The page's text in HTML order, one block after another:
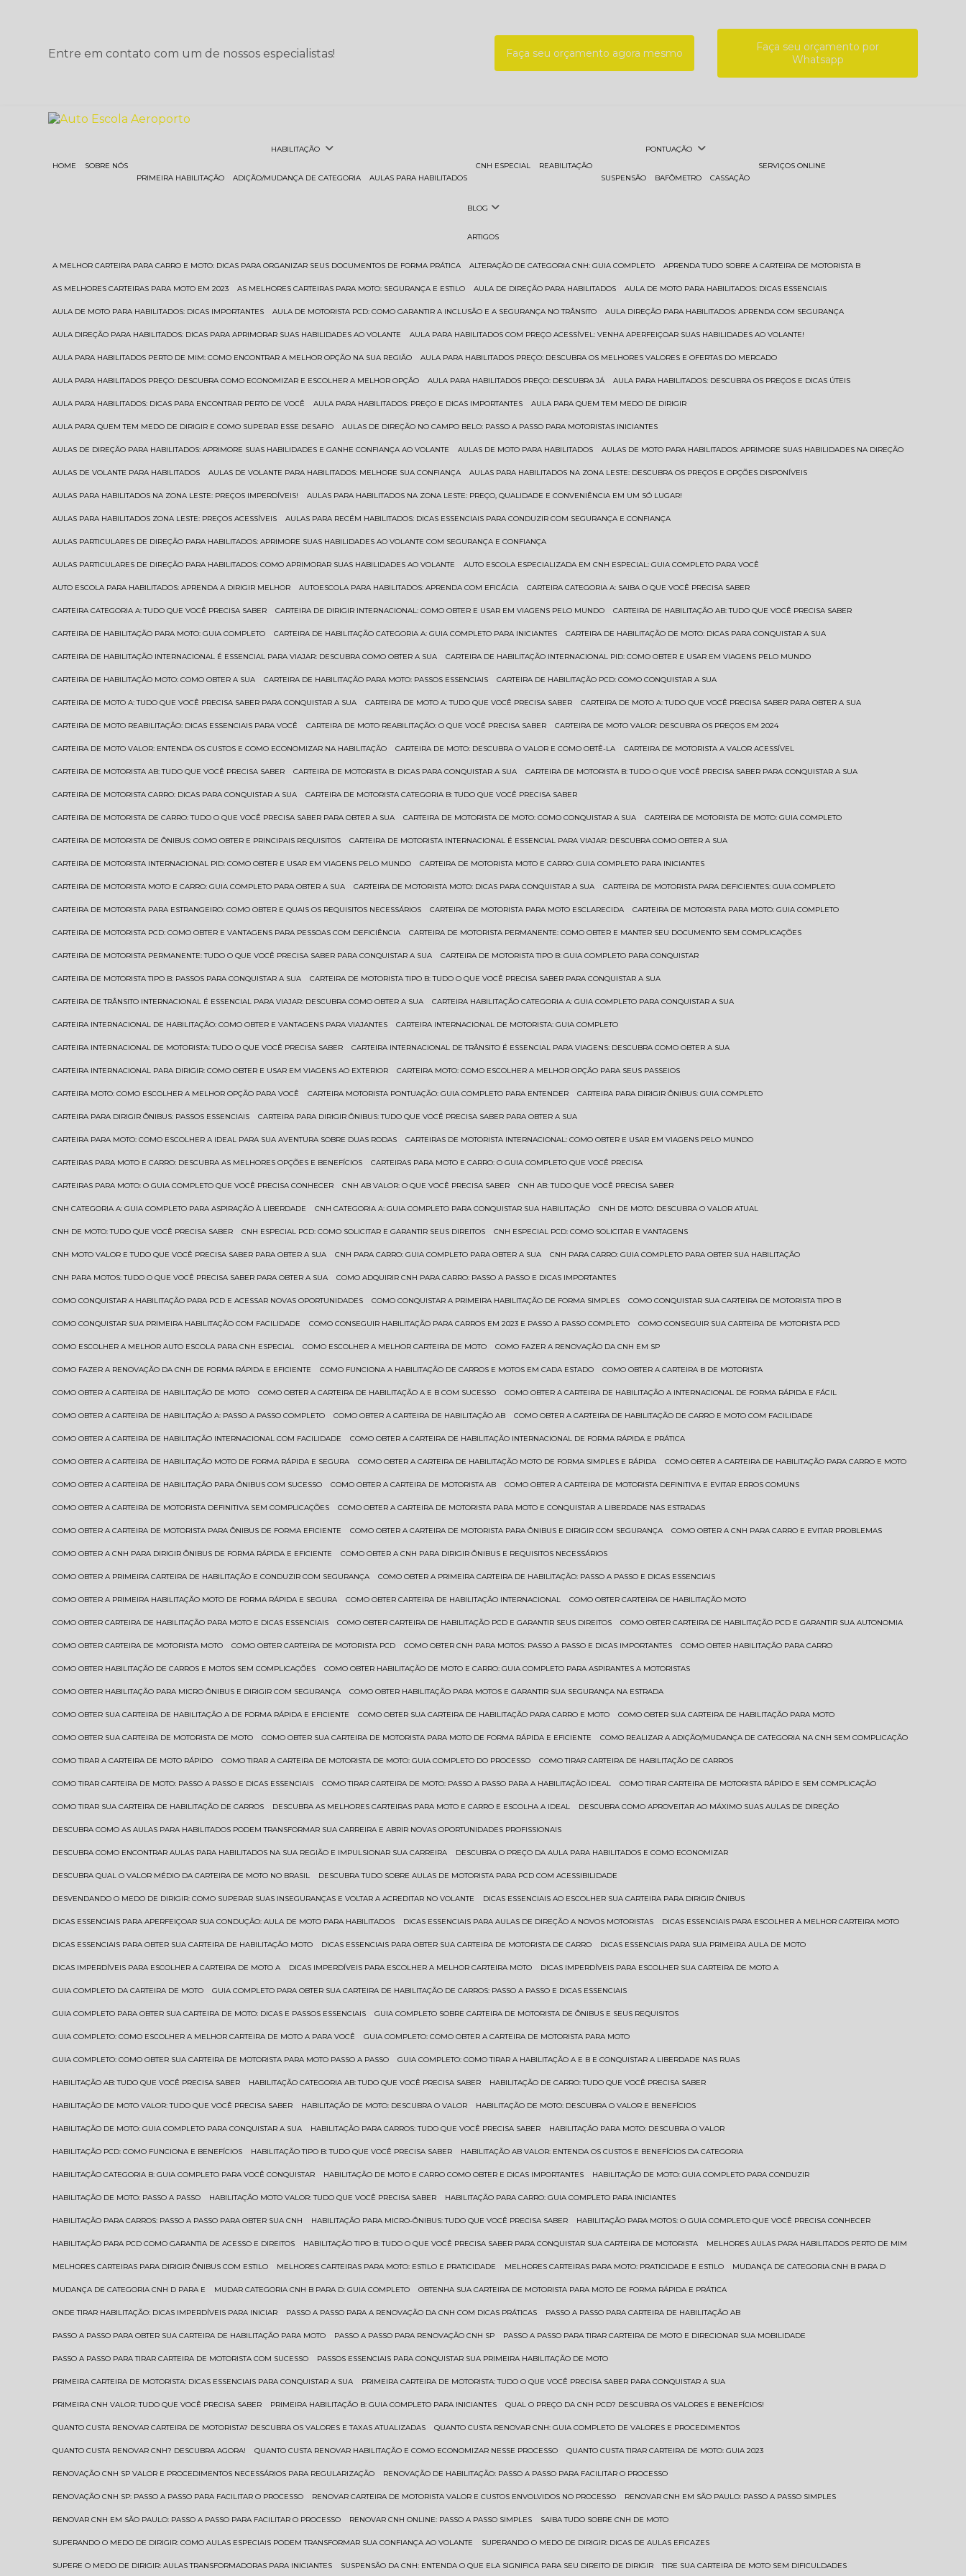
Entre em contato com um de nossos especialistas! Faça seu orçamento agora mesmo
Faça seu orçamento por
Whatsapp
HOME SOBRE NÓS
HABILITAÇÃO
PRIMEIRA HABILITAÇÃO ADIÇÃO/MUDANÇA DE CATEGORIA AULAS PARA HABILITADOS
CNH ESPECIAL REABILITAÇÃO
PONTUAÇÃO
SUSPENSÃO BAFÔMETRO CASSAÇÃO
SERVIÇOS ONLINE
BLOG
ARTIGOS
A MELHOR CARTEIRA PARA CARRO E MOTO: DICAS PARA ORGANIZAR SEUS DOCUMENTOS DE FORMA PRÁTICA ALTERAÇÃO DE CATEGORIA CNH: GUIA COMPLETO APRENDA TUDO SOBRE A CARTEIRA DE MOTORISTA B
AS MELHORES CARTEIRAS PARA MOTO EM 2023 AS MELHORES CARTEIRAS PARA MOTO: SEGURANÇA E ESTILO AULA DE DIREÇÃO PARA HABILITADOS AULA DE MOTO PARA HABILITADOS: DICAS ESSENCIAIS
AULA DE MOTO PARA HABILITADOS: DICAS IMPORTANTES AULA DE MOTORISTA PCD: COMO GARANTIR A INCLUSÃO E A SEGURANÇA NO TRÂNSITO AULA DIREÇÃO PARA HABILITADOS: APRENDA COM SEGURANÇA
AULA DIREÇÃO PARA HABILITADOS: DICAS PARA APRIMORAR SUAS HABILIDADES AO VOLANTE AULA PARA HABILITADOS COM PREÇO ACESSÍVEL: VENHA APERFEIÇOAR SUAS HABILIDADES AO VOLANTE!
AULA PARA HABILITADOS PERTO DE MIM: COMO ENCONTRAR A MELHOR OPÇÃO NA SUA REGIÃO AULA PARA HABILITADOS PREÇO: DESCUBRA OS MELHORES VALORES E OFERTAS DO MERCADO
AULA PARA HABILITADOS PREÇO: DESCUBRA COMO ECONOMIZAR E ESCOLHER A MELHOR OPÇÃO AULA PARA HABILITADOS PREÇO: DESCUBRA JÁ AULA PARA HABILITADOS: DESCUBRA OS PREÇOS E DICAS ÚTEIS
AULA PARA HABILITADOS: DICAS PARA ENCONTRAR PERTO DE VOCÊ AULA PARA HABILITADOS: PREÇO E DICAS IMPORTANTES AULA PARA QUEM TEM MEDO DE DIRIGIR
AULA PARA QUEM TEM MEDO DE DIRIGIR E COMO SUPERAR ESSE DESAFIO AULAS DE DIREÇÃO NO CAMPO BELO: PASSO A PASSO PARA MOTORISTAS INICIANTES
AULAS DE DIREÇÃO PARA HABILITADOS: APRIMORE SUAS HABILIDADES E GANHE CONFIANÇA AO VOLANTE AULAS DE MOTO PARA HABILITADOS AULAS DE MOTO PARA HABILITADOS: APRIMORE SUAS HABILIDADES NA DIREÇÃO
AULAS DE VOLANTE PARA HABILITADOS AULAS DE VOLANTE PARA HABILITADOS: MELHORE SUA CONFIANÇA AULAS PARA HABILITADOS NA ZONA LESTE: DESCUBRA OS PREÇOS E OPÇÕES DISPONÍVEIS
AULAS PARA HABILITADOS NA ZONA LESTE: PREÇOS IMPERDÍVEIS! AULAS PARA HABILITADOS NA ZONA LESTE: PREÇO, QUALIDADE E CONVENIÊNCIA EM UM SÓ LUGAR!
AULAS PARA HABILITADOS ZONA LESTE: PREÇOS ACESSÍVEIS AULAS PARA RECÉM HABILITADOS: DICAS ESSENCIAIS PARA CONDUZIR COM SEGURANÇA E CONFIANÇA
AULAS PARTICULARES DE DIREÇÃO PARA HABILITADOS: APRIMORE SUAS HABILIDADES AO VOLANTE COM SEGURANÇA E CONFIANÇA
AULAS PARTICULARES DE DIREÇÃO PARA HABILITADOS: COMO APRIMORAR SUAS HABILIDADES AO VOLANTE AUTO ESCOLA ESPECIALIZADA EM CNH ESPECIAL: GUIA COMPLETO PARA VOCÊ
AUTO ESCOLA PARA HABILITADOS: APRENDA A DIRIGIR MELHOR AUTOESCOLA PARA HABILITADOS: APRENDA COM EFICÁCIA CARTEIRA CATEGORIA A: SAIBA O QUE VOCÊ PRECISA SABER
CARTEIRA CATEGORIA A: TUDO QUE VOCÊ PRECISA SABER CARTEIRA DE DIRIGIR INTERNACIONAL: COMO OBTER E USAR EM VIAGENS PELO MUNDO CARTEIRA DE HABILITAÇÃO AB: TUDO QUE VOCÊ PRECISA SABER
CARTEIRA DE HABILITAÇÃO PARA MOTO: GUIA COMPLETO CARTEIRA DE HABILITAÇÃO CATEGORIA A: GUIA COMPLETO PARA INICIANTES CARTEIRA DE HABILITAÇÃO DE MOTO: DICAS PARA CONQUISTAR A SUA
CARTEIRA DE HABILITAÇÃO INTERNACIONAL É ESSENCIAL PARA VIAJAR: DESCUBRA COMO OBTER A SUA CARTEIRA DE HABILITAÇÃO INTERNACIONAL PID: COMO OBTER E USAR EM VIAGENS PELO MUNDO
CARTEIRA DE HABILITAÇÃO MOTO: COMO OBTER A SUA CARTEIRA DE HABILITAÇÃO PARA MOTO: PASSOS ESSENCIAIS CARTEIRA DE HABILITAÇÃO PCD: COMO CONQUISTAR A SUA
CARTEIRA DE MOTO A: TUDO QUE VOCÊ PRECISA SABER PARA CONQUISTAR A SUA CARTEIRA DE MOTO A: TUDO QUE VOCÊ PRECISA SABER CARTEIRA DE MOTO A: TUDO QUE VOCÊ PRECISA SABER PARA OBTER A SUA
CARTEIRA DE MOTO REABILITAÇÃO: DICAS ESSENCIAIS PARA VOCÊ CARTEIRA DE MOTO REABILITAÇÃO: O QUE VOCÊ PRECISA SABER CARTEIRA DE MOTO VALOR: DESCUBRA OS PREÇOS EM 2024
CARTEIRA DE MOTO VALOR: ENTENDA OS CUSTOS E COMO ECONOMIZAR NA HABILITAÇÃO CARTEIRA DE MOTO: DESCUBRA O VALOR E COMO OBTÊ-LA CARTEIRA DE MOTORISTA A VALOR ACESSÍVEL
CARTEIRA DE MOTORISTA AB: TUDO QUE VOCÊ PRECISA SABER CARTEIRA DE MOTORISTA B: DICAS PARA CONQUISTAR A SUA CARTEIRA DE MOTORISTA B: TUDO O QUE VOCÊ PRECISA SABER PARA CONQUISTAR A SUA
CARTEIRA DE MOTORISTA CARRO: DICAS PARA CONQUISTAR A SUA CARTEIRA DE MOTORISTA CATEGORIA B: TUDO QUE VOCÊ PRECISA SABER
CARTEIRA DE MOTORISTA DE CARRO: TUDO O QUE VOCÊ PRECISA SABER PARA OBTER A SUA CARTEIRA DE MOTORISTA DE MOTO: COMO CONQUISTAR A SUA CARTEIRA DE MOTORISTA DE MOTO: GUIA COMPLETO
CARTEIRA DE MOTORISTA DE ÔNIBUS: COMO OBTER E PRINCIPAIS REQUISITOS CARTEIRA DE MOTORISTA INTERNACIONAL É ESSENCIAL PARA VIAJAR: DESCUBRA COMO OBTER A SUA
CARTEIRA DE MOTORISTA INTERNACIONAL PID: COMO OBTER E USAR EM VIAGENS PELO MUNDO CARTEIRA DE MOTORISTA MOTO E CARRO: GUIA COMPLETO PARA INICIANTES
CARTEIRA DE MOTORISTA MOTO E CARRO: GUIA COMPLETO PARA OBTER A SUA CARTEIRA DE MOTORISTA MOTO: DICAS PARA CONQUISTAR A SUA CARTEIRA DE MOTORISTA PARA DEFICIENTES: GUIA COMPLETO
CARTEIRA DE MOTORISTA PARA ESTRANGEIRO: COMO OBTER E QUAIS OS REQUISITOS NECESSÁRIOS CARTEIRA DE MOTORISTA PARA MOTO ESCLARECIDA CARTEIRA DE MOTORISTA PARA MOTO: GUIA COMPLETO
CARTEIRA DE MOTORISTA PCD: COMO OBTER E VANTAGENS PARA PESSOAS COM DEFICIÊNCIA CARTEIRA DE MOTORISTA PERMANENTE: COMO OBTER E MANTER SEU DOCUMENTO SEM COMPLICAÇÕES
CARTEIRA DE MOTORISTA PERMANENTE: TUDO O QUE VOCÊ PRECISA SABER PARA CONQUISTAR A SUA CARTEIRA DE MOTORISTA TIPO B: GUIA COMPLETO PARA CONQUISTAR
CARTEIRA DE MOTORISTA TIPO B: PASSOS PARA CONQUISTAR A SUA CARTEIRA DE MOTORISTA TIPO B: TUDO O QUE VOCÊ PRECISA SABER PARA CONQUISTAR A SUA
CARTEIRA DE TRÂNSITO INTERNACIONAL É ESSENCIAL PARA VIAJAR: DESCUBRA COMO OBTER A SUA CARTEIRA HABILITAÇÃO CATEGORIA A: GUIA COMPLETO PARA CONQUISTAR A SUA
CARTEIRA INTERNACIONAL DE HABILITAÇÃO: COMO OBTER E VANTAGENS PARA VIAJANTES CARTEIRA INTERNACIONAL DE MOTORISTA: GUIA COMPLETO
CARTEIRA INTERNACIONAL DE MOTORISTA: TUDO O QUE VOCÊ PRECISA SABER CARTEIRA INTERNACIONAL DE TRÂNSITO É ESSENCIAL PARA VIAGENS: DESCUBRA COMO OBTER A SUA
CARTEIRA INTERNACIONAL PARA DIRIGIR: COMO OBTER E USAR EM VIAGENS AO EXTERIOR CARTEIRA MOTO: COMO ESCOLHER A MELHOR OPÇÃO PARA SEUS PASSEIOS
CARTEIRA MOTO: COMO ESCOLHER A MELHOR OPÇÃO PARA VOCÊ CARTEIRA MOTORISTA PONTUAÇÃO: GUIA COMPLETO PARA ENTENDER CARTEIRA PARA DIRIGIR ÔNIBUS: GUIA COMPLETO
CARTEIRA PARA DIRIGIR ÔNIBUS: PASSOS ESSENCIAIS CARTEIRA PARA DIRIGIR ÔNIBUS: TUDO QUE VOCÊ PRECISA SABER PARA OBTER A SUA
CARTEIRA PARA MOTO: COMO ESCOLHER A IDEAL PARA SUA AVENTURA SOBRE DUAS RODAS CARTEIRAS DE MOTORISTA INTERNACIONAL: COMO OBTER E USAR EM VIAGENS PELO MUNDO
CARTEIRAS PARA MOTO E CARRO: DESCUBRA AS MELHORES OPÇÕES E BENEFÍCIOS CARTEIRAS PARA MOTO E CARRO: O GUIA COMPLETO QUE VOCÊ PRECISA
CARTEIRAS PARA MOTO: O GUIA COMPLETO QUE VOCÊ PRECISA CONHECER CNH AB VALOR: O QUE VOCÊ PRECISA SABER CNH AB: TUDO QUE VOCÊ PRECISA SABER
CNH CATEGORIA A: GUIA COMPLETO PARA ASPIRAÇÃO À LIBERDADE CNH CATEGORIA A: GUIA COMPLETO PARA CONQUISTAR SUA HABILITAÇÃO CNH DE MOTO: DESCUBRA O VALOR ATUAL
CNH DE MOTO: TUDO QUE VOCÊ PRECISA SABER CNH ESPECIAL PCD: COMO SOLICITAR E GARANTIR SEUS DIREITOS CNH ESPECIAL PCD: COMO SOLICITAR E VANTAGENS
CNH MOTO VALOR E TUDO QUE VOCÊ PRECISA SABER PARA OBTER A SUA CNH PARA CARRO: GUIA COMPLETO PARA OBTER A SUA CNH PARA CARRO: GUIA COMPLETO PARA OBTER SUA HABILITAÇÃO
CNH PARA MOTOS: TUDO O QUE VOCÊ PRECISA SABER PARA OBTER A SUA COMO ADQUIRIR CNH PARA CARRO: PASSO A PASSO E DICAS IMPORTANTES
COMO CONQUISTAR A HABILITAÇÃO PARA PCD E ACESSAR NOVAS OPORTUNIDADES COMO CONQUISTAR A PRIMEIRA HABILITAÇÃO DE FORMA SIMPLES COMO CONQUISTAR SUA CARTEIRA DE MOTORISTA TIPO B
COMO CONQUISTAR SUA PRIMEIRA HABILITAÇÃO COM FACILIDADE COMO CONSEGUIR HABILITAÇÃO PARA CARROS EM 2023 E PASSO A PASSO COMPLETO COMO CONSEGUIR SUA CARTEIRA DE MOTORISTA PCD
COMO ESCOLHER A MELHOR AUTO ESCOLA PARA CNH ESPECIAL COMO ESCOLHER A MELHOR CARTEIRA DE MOTO COMO FAZER A RENOVAÇÃO DA CNH EM SP
COMO FAZER A RENOVAÇÃO DA CNH DE FORMA RÁPIDA E EFICIENTE COMO FUNCIONA A HABILITAÇÃO DE CARROS E MOTOS EM CADA ESTADO COMO OBTER A CARTEIRA B DE MOTORISTA
COMO OBTER A CARTEIRA DE HABILITAÇÃO DE MOTO COMO OBTER A CARTEIRA DE HABILITAÇÃO A E B COM SUCESSO COMO OBTER A CARTEIRA DE HABILITAÇÃO A INTERNACIONAL DE FORMA RÁPIDA E FÁCIL
COMO OBTER A CARTEIRA DE HABILITAÇÃO A: PASSO A PASSO COMPLETO COMO OBTER A CARTEIRA DE HABILITAÇÃO AB COMO OBTER A CARTEIRA DE HABILITAÇÃO DE CARRO E MOTO COM FACILIDADE
COMO OBTER A CARTEIRA DE HABILITAÇÃO INTERNACIONAL COM FACILIDADE COMO OBTER A CARTEIRA DE HABILITAÇÃO INTERNACIONAL DE FORMA RÁPIDA E PRÁTICA
COMO OBTER A CARTEIRA DE HABILITAÇÃO MOTO DE FORMA RÁPIDA E SEGURA COMO OBTER A CARTEIRA DE HABILITAÇÃO MOTO DE FORMA SIMPLES E RÁPIDA COMO OBTER A CARTEIRA DE HABILITAÇÃO PARA CARRO E MOTO
COMO OBTER A CARTEIRA DE HABILITAÇÃO PARA ÔNIBUS COM SUCESSO COMO OBTER A CARTEIRA DE MOTORISTA AB COMO OBTER A CARTEIRA DE MOTORISTA DEFINITIVA E EVITAR ERROS COMUNS
COMO OBTER A CARTEIRA DE MOTORISTA DEFINITIVA SEM COMPLICAÇÕES COMO OBTER A CARTEIRA DE MOTORISTA PARA MOTO E CONQUISTAR A LIBERDADE NAS ESTRADAS
COMO OBTER A CARTEIRA DE MOTORISTA PARA ÔNIBUS DE FORMA EFICIENTE COMO OBTER A CARTEIRA DE MOTORISTA PARA ÔNIBUS E DIRIGIR COM SEGURANÇA COMO OBTER A CNH PARA CARRO E EVITAR PROBLEMAS
COMO OBTER A CNH PARA DIRIGIR ÔNIBUS DE FORMA RÁPIDA E EFICIENTE COMO OBTER A CNH PARA DIRIGIR ÔNIBUS E REQUISITOS NECESSÁRIOS
COMO OBTER A PRIMEIRA CARTEIRA DE HABILITAÇÃO E CONDUZIR COM SEGURANÇA COMO OBTER A PRIMEIRA CARTEIRA DE HABILITAÇÃO: PASSO A PASSO E DICAS ESSENCIAIS
COMO OBTER A PRIMEIRA HABILITAÇÃO MOTO DE FORMA RÁPIDA E SEGURA COMO OBTER CARTEIRA DE HABILITAÇÃO INTERNACIONAL COMO OBTER CARTEIRA DE HABILITAÇÃO MOTO
COMO OBTER CARTEIRA DE HABILITAÇÃO PARA MOTO E DICAS ESSENCIAIS COMO OBTER CARTEIRA DE HABILITAÇÃO PCD E GARANTIR SEUS DIREITOS COMO OBTER CARTEIRA DE HABILITAÇÃO PCD E GARANTIR SUA AUTONOMIA
COMO OBTER CARTEIRA DE MOTORISTA MOTO COMO OBTER CARTEIRA DE MOTORISTA PCD COMO OBTER CNH PARA MOTOS: PASSO A PASSO E DICAS IMPORTANTES COMO OBTER HABILITAÇÃO PARA CARRO
COMO OBTER HABILITAÇÃO DE CARROS E MOTOS SEM COMPLICAÇÕES COMO OBTER HABILITAÇÃO DE MOTO E CARRO: GUIA COMPLETO PARA ASPIRANTES A MOTORISTAS
COMO OBTER HABILITAÇÃO PARA MICRO ÔNIBUS E DIRIGIR COM SEGURANÇA COMO OBTER HABILITAÇÃO PARA MOTOS E GARANTIR SUA SEGURANÇA NA ESTRADA
COMO OBTER SUA CARTEIRA DE HABILITAÇÃO A DE FORMA RÁPIDA E EFICIENTE COMO OBTER SUA CARTEIRA DE HABILITAÇÃO PARA CARRO E MOTO COMO OBTER SUA CARTEIRA DE HABILITAÇÃO PARA MOTO
COMO OBTER SUA CARTEIRA DE MOTORISTA DE MOTO COMO OBTER SUA CARTEIRA DE MOTORISTA PARA MOTO DE FORMA RÁPIDA E EFICIENTE COMO REALIZAR A ADIÇÃO/MUDANÇA DE CATEGORIA NA CNH SEM COMPLICAÇÃO
COMO TIRAR A CARTEIRA DE MOTO RÁPIDO COMO TIRAR A CARTEIRA DE MOTORISTA DE MOTO: GUIA COMPLETO DO PROCESSO COMO TIRAR CARTEIRA DE HABILITAÇÃO DE CARROS
COMO TIRAR CARTEIRA DE MOTO: PASSO A PASSO E DICAS ESSENCIAIS COMO TIRAR CARTEIRA DE MOTO: PASSO A PASSO PARA A HABILITAÇÃO IDEAL COMO TIRAR CARTEIRA DE MOTORISTA RÁPIDO E SEM COMPLICAÇÃO
COMO TIRAR SUA CARTEIRA DE HABILITAÇÃO DE CARROS DESCUBRA AS MELHORES CARTEIRAS PARA MOTO E CARRO E ESCOLHA A IDEAL DESCUBRA COMO APROVEITAR AO MÁXIMO SUAS AULAS DE DIREÇÃO
DESCUBRA COMO AS AULAS PARA HABILITADOS PODEM TRANSFORMAR SUA CARREIRA E ABRIR NOVAS OPORTUNIDADES PROFISSIONAIS
DESCUBRA COMO ENCONTRAR AULAS PARA HABILITADOS NA SUA REGIÃO E IMPULSIONAR SUA CARREIRA DESCUBRA O PREÇO DA AULA PARA HABILITADOS E COMO ECONOMIZAR
DESCUBRA QUAL O VALOR MÉDIO DA CARTEIRA DE MOTO NO BRASIL DESCUBRA TUDO SOBRE AULAS DE MOTORISTA PARA PCD COM ACESSIBILIDADE
DESVENDANDO O MEDO DE DIRIGIR: COMO SUPERAR SUAS INSEGURANÇAS E VOLTAR A ACREDITAR NO VOLANTE DICAS ESSENCIAIS AO ESCOLHER SUA CARTEIRA PARA DIRIGIR ÔNIBUS
DICAS ESSENCIAIS PARA APERFEIÇOAR SUA CONDUÇÃO: AULA DE MOTO PARA HABILITADOS DICAS ESSENCIAIS PARA AULAS DE DIREÇÃO A NOVOS MOTORISTAS DICAS ESSENCIAIS PARA ESCOLHER A MELHOR CARTEIRA MOTO
DICAS ESSENCIAIS PARA OBTER SUA CARTEIRA DE HABILITAÇÃO MOTO DICAS ESSENCIAIS PARA OBTER SUA CARTEIRA DE MOTORISTA DE CARRO DICAS ESSENCIAIS PARA SUA PRIMEIRA AULA DE MOTO
DICAS IMPERDÍVEIS PARA ESCOLHER A CARTEIRA DE MOTO A DICAS IMPERDÍVEIS PARA ESCOLHER A MELHOR CARTEIRA MOTO DICAS IMPERDÍVEIS PARA ESCOLHER SUA CARTEIRA DE MOTO A
GUIA COMPLETO DA CARTEIRA DE MOTO GUIA COMPLETO PARA OBTER SUA CARTEIRA DE HABILITAÇÃO DE CARROS: PASSO A PASSO E DICAS ESSENCIAIS
GUIA COMPLETO PARA OBTER SUA CARTEIRA DE MOTO: DICAS E PASSOS ESSENCIAIS GUIA COMPLETO SOBRE CARTEIRA DE MOTORISTA DE ÔNIBUS E SEUS REQUISITOS
GUIA COMPLETO: COMO ESCOLHER A MELHOR CARTEIRA DE MOTO A PARA VOCÊ GUIA COMPLETO: COMO OBTER A CARTEIRA DE MOTORISTA PARA MOTO
GUIA COMPLETO: COMO OBTER SUA CARTEIRA DE MOTORISTA PARA MOTO PASSO A PASSO GUIA COMPLETO: COMO TIRAR A HABILITAÇÃO A E B E CONQUISTAR A LIBERDADE NAS RUAS
HABILITAÇÃO AB: TUDO QUE VOCÊ PRECISA SABER HABILITAÇÃO CATEGORIA AB: TUDO QUE VOCÊ PRECISA SABER HABILITAÇÃO DE CARRO: TUDO QUE VOCÊ PRECISA SABER
HABILITAÇÃO DE MOTO VALOR: TUDO QUE VOCÊ PRECISA SABER HABILITAÇÃO DE MOTO: DESCUBRA O VALOR HABILITAÇÃO DE MOTO: DESCUBRA O VALOR E BENEFÍCIOS
HABILITAÇÃO DE MOTO: GUIA COMPLETO PARA CONQUISTAR A SUA HABILITAÇÃO PARA CARROS: TUDO QUE VOCÊ PRECISA SABER HABILITAÇÃO PARA MOTO: DESCUBRA O VALOR
HABILITAÇÃO PCD: COMO FUNCIONA E BENEFÍCIOS HABILITAÇÃO TIPO B: TUDO QUE VOCÊ PRECISA SABER HABILITAÇÃO AB VALOR: ENTENDA OS CUSTOS E BENEFÍCIOS DA CATEGORIA
HABILITAÇÃO CATEGORIA B: GUIA COMPLETO PARA VOCÊ CONQUISTAR HABILITAÇÃO DE MOTO E CARRO COMO OBTER E DICAS IMPORTANTES HABILITAÇÃO DE MOTO: GUIA COMPLETO PARA CONDUZIR
HABILITAÇÃO DE MOTO: PASSO A PASSO HABILITAÇÃO MOTO VALOR: TUDO QUE VOCÊ PRECISA SABER HABILITAÇÃO PARA CARRO: GUIA COMPLETO PARA INICIANTES
HABILITAÇÃO PARA CARROS: PASSO A PASSO PARA OBTER SUA CNH HABILITAÇÃO PARA MICRO-ÔNIBUS: TUDO QUE VOCÊ PRECISA SABER HABILITAÇÃO PARA MOTOS: O GUIA COMPLETO QUE VOCÊ PRECISA CONHECER
HABILITAÇÃO PARA PCD COMO GARANTIA DE ACESSO E DIREITOS HABILITAÇÃO TIPO B: TUDO O QUE VOCÊ PRECISA SABER PARA CONQUISTAR SUA CARTEIRA DE MOTORISTA MELHORES AULAS PARA HABILITADOS PERTO DE MIM
MELHORES CARTEIRAS PARA DIRIGIR ÔNIBUS COM ESTILO MELHORES CARTEIRAS PARA MOTO: ESTILO E PRATICIDADE MELHORES CARTEIRAS PARA MOTO: PRATICIDADE E ESTILO MUDANÇA DE CATEGORIA CNH B PARA D
MUDANÇA DE CATEGORIA CNH D PARA E MUDAR CATEGORIA CNH B PARA D: GUIA COMPLETO OBTENHA SUA CARTEIRA DE MOTORISTA PARA MOTO DE FORMA RÁPIDA E PRÁTICA
ONDE TIRAR HABILITAÇÃO: DICAS IMPERDÍVEIS PARA INICIAR PASSO A PASSO PARA A RENOVAÇÃO DA CNH COM DICAS PRÁTICAS PASSO A PASSO PARA CARTEIRA DE HABILITAÇÃO AB
PASSO A PASSO PARA OBTER SUA CARTEIRA DE HABILITAÇÃO PARA MOTO PASSO A PASSO PARA RENOVAÇÃO CNH SP PASSO A PASSO PARA TIRAR CARTEIRA DE MOTO E DIRECIONAR SUA MOBILIDADE
PASSO A PASSO PARA TIRAR CARTEIRA DE MOTORISTA COM SUCESSO PASSOS ESSENCIAIS PARA CONQUISTAR SUA PRIMEIRA HABILITAÇÃO DE MOTO
PRIMEIRA CARTEIRA DE MOTORISTA: DICAS ESSENCIAIS PARA CONQUISTAR A SUA PRIMEIRA CARTEIRA DE MOTORISTA: TUDO O QUE VOCÊ PRECISA SABER PARA CONQUISTAR A SUA
PRIMEIRA CNH VALOR: TUDO QUE VOCÊ PRECISA SABER PRIMEIRA HABILITAÇÃO B: GUIA COMPLETO PARA INICIANTES QUAL O PREÇO DA CNH PCD? DESCUBRA OS VALORES E BENEFÍCIOS!
QUANTO CUSTA RENOVAR CARTEIRA DE MOTORISTA? DESCUBRA OS VALORES E TAXAS ATUALIZADAS QUANTO CUSTA RENOVAR CNH: GUIA COMPLETO DE VALORES E PROCEDIMENTOS
QUANTO CUSTA RENOVAR CNH? DESCUBRA AGORA! QUANTO CUSTA RENOVAR HABILITAÇÃO E COMO ECONOMIZAR NESSE PROCESSO QUANTO CUSTA TIRAR CARTEIRA DE MOTO: GUIA 2023
RENOVAÇÃO CNH SP VALOR E PROCEDIMENTOS NECESSÁRIOS PARA REGULARIZAÇÃO RENOVAÇÃO DE HABILITAÇÃO: PASSO A PASSO PARA FACILITAR O PROCESSO
RENOVAÇÃO CNH SP: PASSO A PASSO PARA FACILITAR O PROCESSO RENOVAR CARTEIRA DE MOTORISTA VALOR E CUSTOS ENVOLVIDOS NO PROCESSO RENOVAR CNH EM SÃO PAULO: PASSO A PASSO SIMPLES
RENOVAR CNH EM SÃO PAULO: PASSO A PASSO PARA FACILITAR O PROCESSO RENOVAR CNH ONLINE: PASSO A PASSO SIMPLES SAIBA TUDO SOBRE CNH DE MOTO
SUPERANDO O MEDO DE DIRIGIR: COMO AULAS ESPECIAIS PODEM TRANSFORMAR SUA CONFIANÇA AO VOLANTE SUPERANDO O MEDO DE DIRIGIR: DICAS DE AULAS EFICAZES
SUPERE O MEDO DE DIRIGIR: AULAS TRANSFORMADORAS PARA INICIANTES SUSPENSÃO DA CNH: ENTENDA O QUE ELA SIGNIFICA PARA SEU DIREITO DE DIRIGIR TIRE SUA CARTEIRA DE MOTO SEM DIFICULDADES